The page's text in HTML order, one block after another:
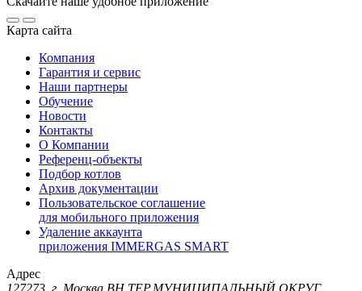
Карта сайта
Компания
Гарантия и сервис
Наши партнеры
Обучение
Новости
Контакты
О Компании
Референц-объекты
Подбор котлов
Архив документации
Пользовательское соглашение
для мобильного приложения
Удаление аккаунта
приложения IMMERGAS SMART
Адрес
127273, г. Москва ВН.ТЕР.МУНИЦИПАЛЬНЫЙ ОКРУГ